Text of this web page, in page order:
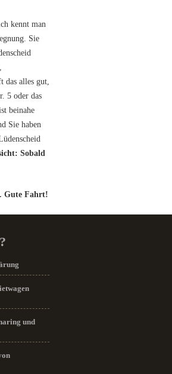
kennt man
Sie
das alles gut,
5 oder das
beinahe
Sie haben
Sobald
Gute Fahrt!
und